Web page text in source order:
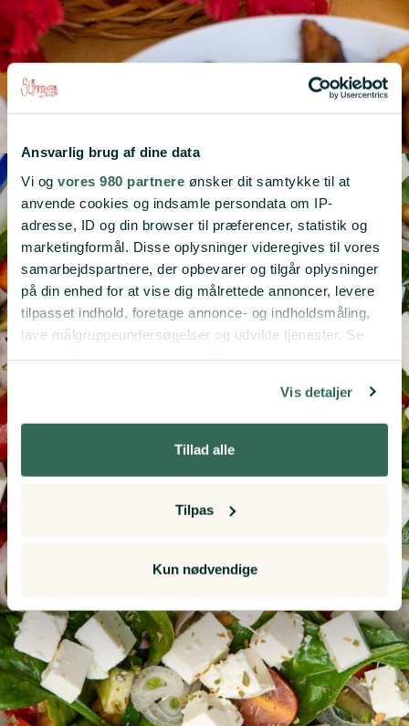
Ansvarlig brug af dine data
Vi og vores 980 partnere ønsker dit samtykke til at
anvende cookies og indsamle persondata om IP-
adresse, ID og din browser til præferencer, statistik og
marketingformål. Disse oplysninger videregives til vores
samarbejdspartnere, der opbevarer og tilgår oplysninger
på din enhed for at vise dig målrettede annoncer, levere
tilpasset indhold, foretage annonce- og indholdsmåling,
lave målgruppeundersøgelser og udvikle tjenester. Se
"Cookiedeklaration", eller ved at trykke på "Privacy
Indsamle præcise oplysninger om din placering,
dens unikke karakteristika (fingerprinting)
Vi bruger cookies til at tilpasse vores indhold og
annoncer, til at vise dig funktioner til sociale medier og til
at analysere vores trafik. Vi deler også oplysninger om
din brug af vores hjemmeside med vores partnere inden
Vis detaljer
Tillad alle
Tilpas
Kun nødvendige